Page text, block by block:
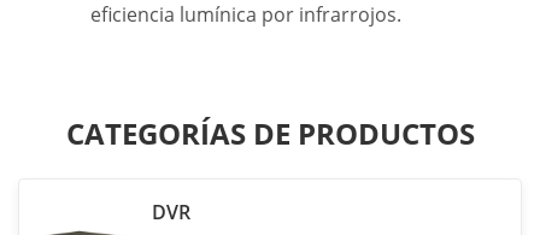
eficiencia lumínica por infrarrojos.
CATEGORÍAS DE PRODUCTOS
DVR